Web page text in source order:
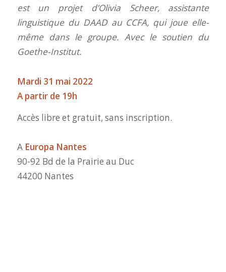
est un projet d’Olivia Scheer, assistante
linguistique du DAAD au CCFA, qui joue elle-
même dans le groupe. Avec le soutien du
Goethe-Institut.
Mardi 31 mai 2022
A partir de 19h
Accès libre et gratuit, sans inscription.
A Europa Nantes
90-92 Bd de la Prairie au Duc
44200 Nantes